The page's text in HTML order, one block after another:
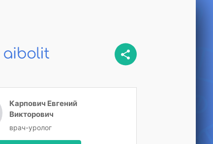
Карпович Евгений
Викторович
врач-уролог